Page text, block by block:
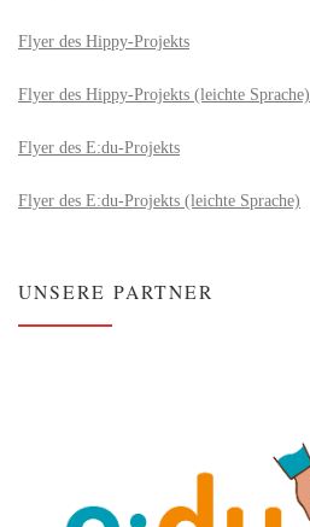
Flyer des Hippy-Projekts
Flyer des Hippy-Projekts (leichte Sprache)
Flyer des E:du-Projekts
Flyer des E:du-Projekts (leichte Sprache)
UNSERE PARTNER